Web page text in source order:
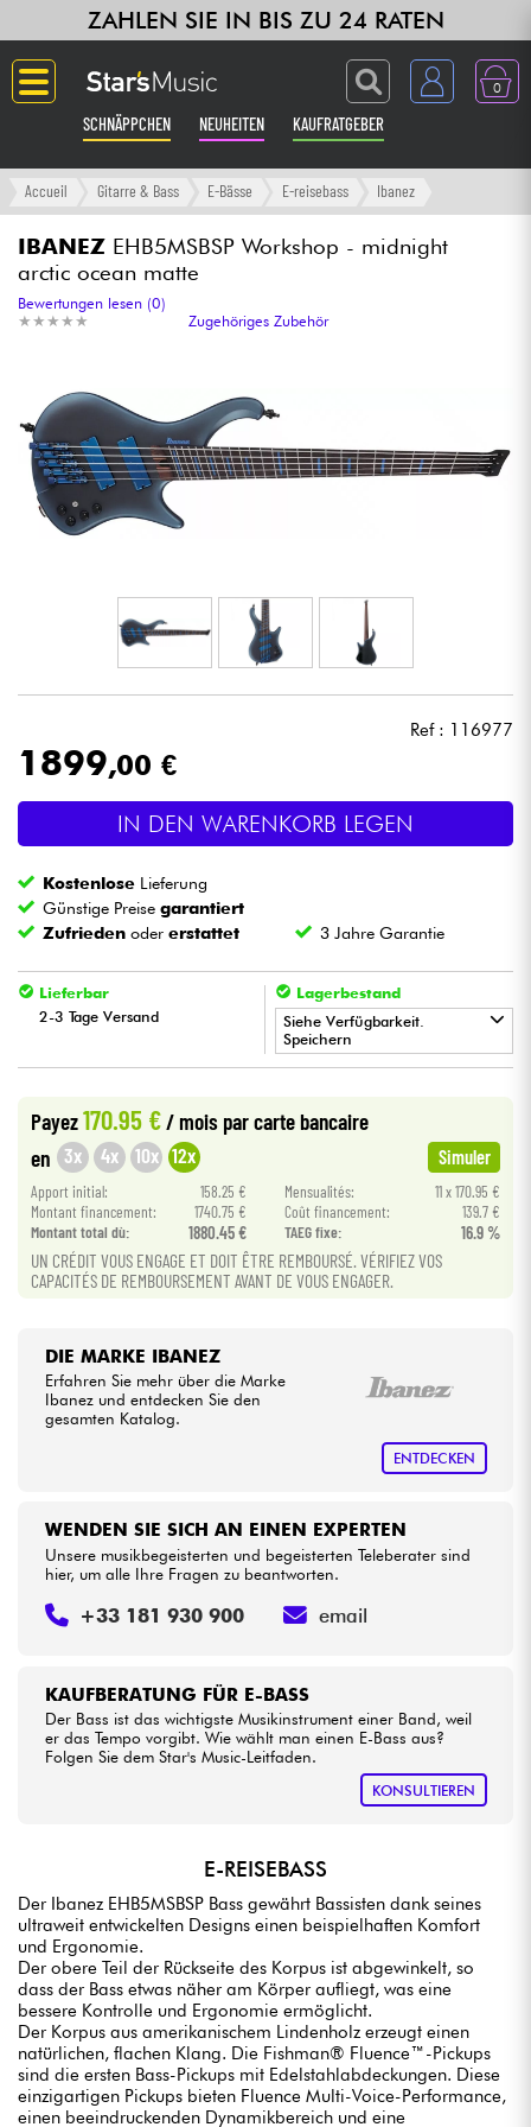
ZAHLEN SIE IN BIS ZU 24 RATEN
0
SCHNÄPPCHEN NEUHEITEN KAUFRATGEBER
Langue
Gitarre & Bass
Verstärker & Effekte
Synths & samplers
Studio
Mikros
Licht
Blasinstrumente
Violinen & Quartett
Kabel & Zubehöre
HiFi
Accueil Gitarre & Bass E-Bässe E-reisebass Ibanez
IBANEZ EHB5MSBSP Workshop - midnight
arctic ocean matte
★ ★ ★ ★ ★
★ ★ ★ ★ ★
Bewertungen lesen (0)
Zugehöriges Zubehör
Ref : 116977
1899,00 €
IN DEN WARENKORB LEGEN
Kostenlose Lieferung
Günstige Preisegarantiert
Zufrieden odererstattet 3 Jahre Garantie
Lieferbar
2-3 Tage Versand
Lagerbestand
Siehe Verfügbarkeit.
Speichern
Payez170.95 €/ mois par carte bancaire
en 3x 4x 10x 12x Simuler
Apport initial: 158.25 € Mensualités:
11 x 170.95 €
Montant financement:
1740.75 € Coût financement:
139.7 €
Montant total dù:
1880.45 € TAEG fixe: 16.9 %
UN CRÉDIT VOUS ENGAGE ET DOIT ÊTRE REMBOURSÉ. VÉRIFIEZ VOS
CAPACITÉS DE REMBOURSEMENT AVANT DE VOUS ENGAGER.
DIE MARKE IBANEZ
Erfahren Sie mehr über die Marke
Ibanez und entdecken Sie den
gesamten Katalog.
ENTDECKEN
KAUFBERATUNG FÜR E-BASS
Der Bass ist das wichtigste Musikinstrument einer Band, weil
er das Tempo vorgibt. Wie wählt man einen E-Bass aus?
Folgen Sie dem Star's Music-Leitfaden.
KONSULTIEREN
WENDEN SIE SICH AN EINEN EXPERTEN
Unsere musikbegeisterten und begeisterten Teleberater sind
hier, um alle Ihre Fragen zu beantworten.
+33 181 930 900 email
E-REISEBASS
Der Ibanez EHB5MSBSP Bass gewährt Bassisten dank seines
ultraweit entwickelten Designs einen beispielhaften Komfort
und Ergonomie.
Der obere Teil der Rückseite des Korpus ist abgewinkelt, so
dass der Bass etwas näher am Körper aufliegt, was eine
bessere Kontrolle und Ergonomie ermöglicht.
Der Korpus aus amerikanischem Lindenholz erzeugt einen
natürlichen, flachen Klang. Die Fishman® Fluence™-Pickups
sind die ersten Bass-Pickups mit Edelstahlabdeckungen. Diese
einzigartigen Pickups bieten Fluence Multi-Voice-Performance,
einen beeindruckenden Dynamikbereich und eine